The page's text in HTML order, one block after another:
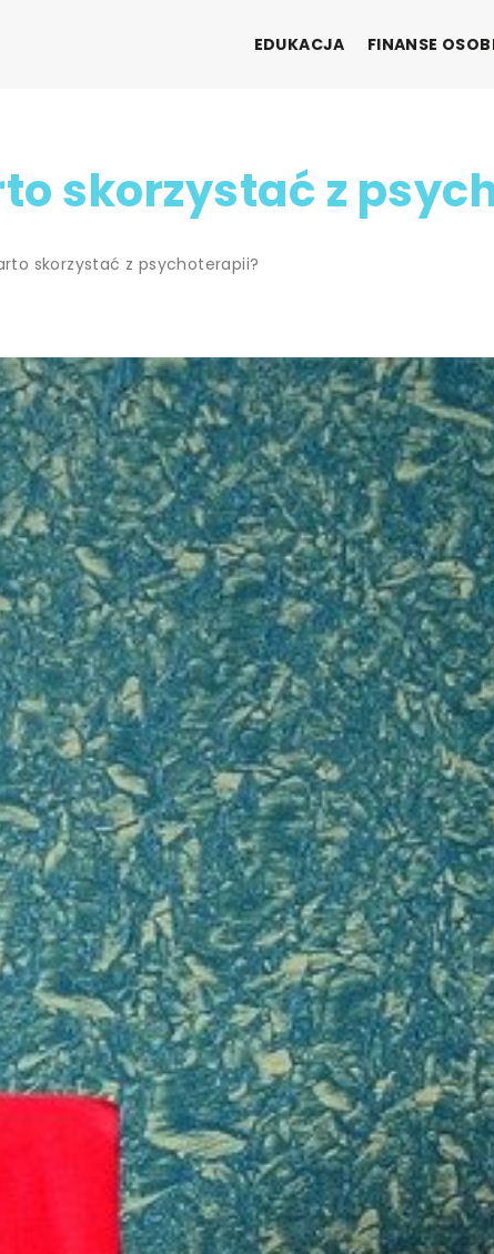
EDUKACJA FINANSE
skorzystać z
skorzystać z psychoterapii?
| 2019
czyścić elektronikę?
sprzętu elektronicznego Jest
ważna z punktu widzenia funkcji
Aby zapewnić długotrwałą i
pracę urządzeń
[…]
TECHNIKA
26 | 08 | 2020
Podzespoły
nie składa?
Motocykl to
złożony z bardzo
Są to nie tylko
te mniejsze, […]